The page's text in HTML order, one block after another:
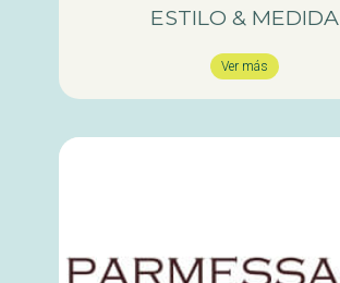
ESTILO & MEDIDA
Ver más